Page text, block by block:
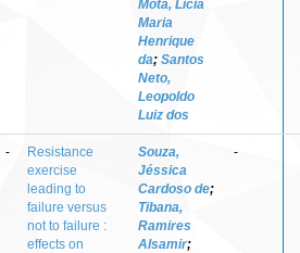
Mota, Licia
Maria
Henrique
da; Santos
Neto,
Leopoldo
Luiz dos
-
Resistance
exercise
leading to
failure versus
not to failure :
effects on
Souza,
Jéssica
Cardoso de;
Tibana,
Ramires
Alsamir;
-